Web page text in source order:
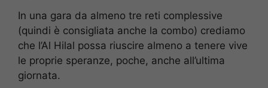
In una gara da almeno tre reti complessive
(quindi è consigliata anche la combo) crediamo
che l’Al Hilal possa riuscire almeno a tenere vive
le proprie speranze, poche, anche all’ultima
giornata.